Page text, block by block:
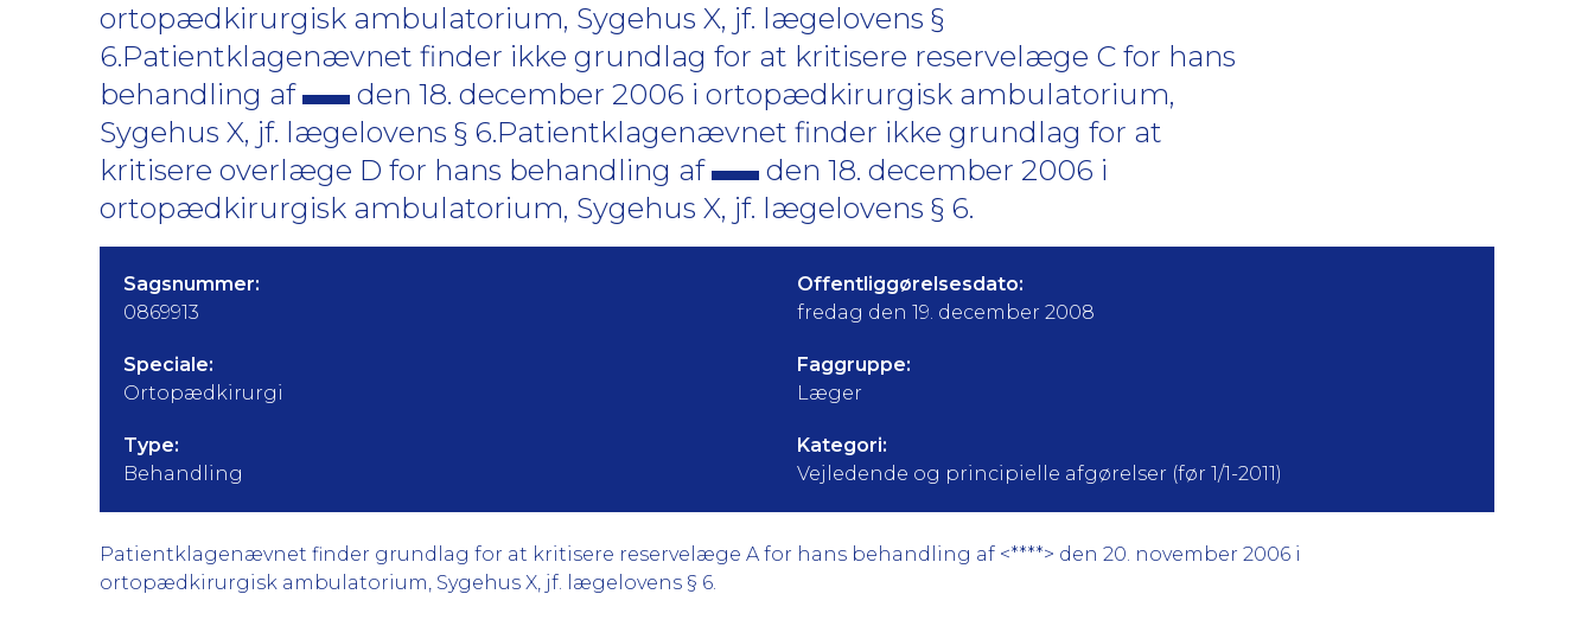
ortopædkirurgisk ambulatorium, Sygehus X, jf. lægelovens §
6.Patientklagenævnet finder ikke grundlag for at kritisere reservelæge C for hans
behandling af
den 18. december 2006 i ortopædkirurgisk ambulatorium,
Sygehus X, jf. lægelovens § 6.Patientklagenævnet finder ikke grundlag for at
kritisere overlæge D for hans behandling af
den 18. december 2006 i
ortopædkirurgisk ambulatorium, Sygehus X, jf. lægelovens § 6.
Sagsnummer:
0869913
Offentliggørelsesdato:
fredag den 19. december 2008
Speciale:
Ortopædkirurgi
Faggruppe:
Læger
Type:
Behandling
Kategori:
Vejledende og principielle afgørelser (før 1/1-2011)
Patientklagenævnet finder grundlag for at kritisere reservelæge A for hans behandling af <****> den 20. november 2006 i
ortopædkirurgisk ambulatorium, Sygehus X, jf. lægelovens § 6.